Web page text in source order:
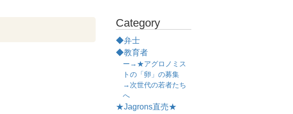
Category
◆弁士
◆教育者
ー→★アグロノミス
トの「卵」の募集
→次世代の若者たち
へ
★Jagrons直売★